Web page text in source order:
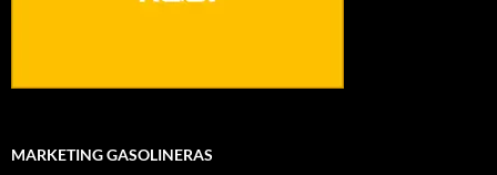
MARKETING GASOLINERAS